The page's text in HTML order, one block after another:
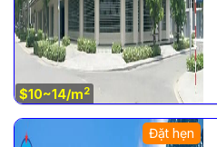
$10~14/m2
Đặt hẹn